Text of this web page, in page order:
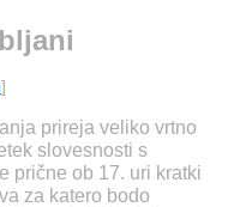
]
prireja veliko vrtno
slovesnosti s
prične ob 17. uri kratki
za katero bodo